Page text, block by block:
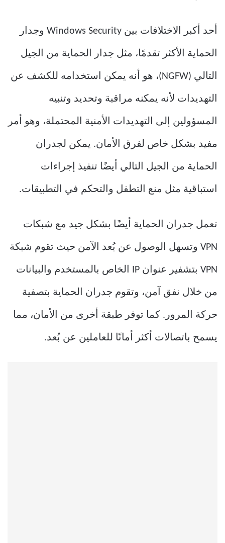
أحد أكبر الاختلافات بين Windows Security وجدار
الحماية الأكثر تقدمًا، مثل جدار الحماية من الجيل
التالي (NGFW)، هو أنه يمكن استخدامه للكشف عن
التهديدات لأنه يمكنه مراقبة وتحديد وتنبيه
المسؤولين إلى التهديدات الأمنية المحتملة، وهو أمر
مفيد بشكل خاص لفرق الأمان. يمكن لجدران
الحماية من الجيل التالي أيضًا تنفيذ إجراءات
استباقية مثل منع التطفل والتحكم في التطبيقات.
تعمل جدران الحماية أيضًا بشكل جيد مع شبكات
VPN وتسهل الوصول عن بُعد الآمن حيث تقوم شبكة
VPN بتشفير عنوان IP الخاص بالمستخدم والبيانات
من خلال نفق آمن، وتقوم جدران الحماية بتصفية
حركة المرور. كما توفر طبقة أخرى من الأمان، مما
يسمح باتصالات أكثر أمانًا للعاملين عن بُعد.